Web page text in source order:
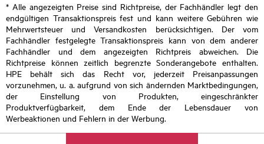
* Alle angezeigten Preise sind Richtpreise, der Fachhändler legt den
endgültigen Transaktionspreis fest und kann weitere Gebühren wie
Mehrwertsteuer und Versandkosten berücksichtigen. Der vom
Fachhändler festgelegte Transaktionspreis kann von dem anderer
Fachhändler und dem angezeigten Richtpreis abweichen. Die
Richtpreise können zeitlich begrenzte Sonderangebote enthalten.
HPE behält sich das Recht vor, jederzeit Preisanpassungen
vorzunehmen, u. a. aufgrund von sich ändernden Marktbedingungen,
der Einstellung von Produkten, eingeschränkter
Produktverfügbarkeit, dem Ende der Lebensdauer von
Werbeaktionen und Fehlern in der Werbung.